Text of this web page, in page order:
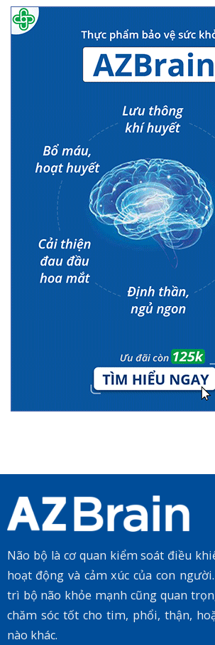
Não bộ là cơ quan kiểm soát điều
hoạt động và cảm xúc của con
trì bộ não khỏe mạnh cũng quan
chăm sóc tốt cho tim, phổi, thận,
nào khác.